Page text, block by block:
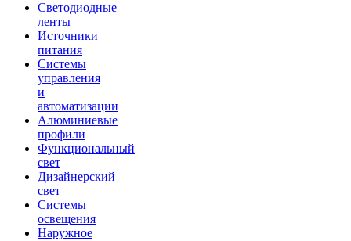
Светодиодные
ленты
Источники
питания
Системы
управления
и
автоматизации
Алюминиевые
профили
Функциональный
свет
Дизайнерский
свет
Системы
освещения
Наружное